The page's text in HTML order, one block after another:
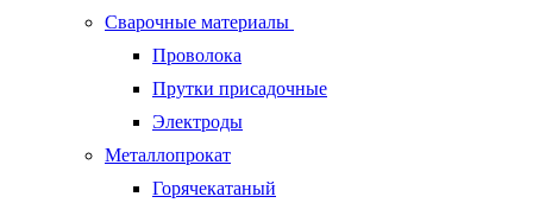
Сварочные материалы
Проволока
Прутки присадочные
Электроды
Металлопрокат
Горячекатаный